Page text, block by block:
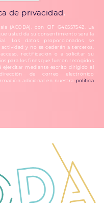
de privacidad.
(ACODA), con CIF G46557542. La
usted da su consentimiento será la
Los datos proporcionados se
y no se cederán a terceros,
rectificación o a solicitar su
para los fines que fueron recogidos
ejercitar mediante escrito dirigido al
de correo electrónico
adicional en nuestra política